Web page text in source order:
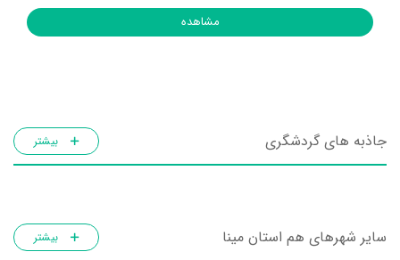
مشاهده
جاذبه های گردشگری بیشتر
سایر شهرهای هم استان مینا بیشتر